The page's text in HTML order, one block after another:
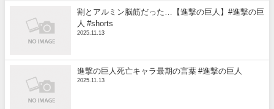
割とアルミン脳筋だった…【進撃の巨人】#進撃の巨
人 #shorts
2025.11.13
進撃の巨人死亡キャラ最期の言葉 #進撃の巨人
2025.11.13